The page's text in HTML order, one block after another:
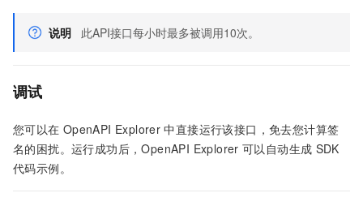
说明 此API接口每小时最多被调用10次。
调试
您可以在 OpenAPI Explorer 中直接运行该接口，免去您计算签
名的困扰。运行成功后，OpenAPI Explorer 可以自动生成 SDK
代码示例。